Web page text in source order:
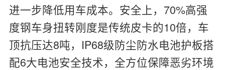
进一步降低用车成本。安全上，70%高强
度钢车身扭转刚度是传统皮卡的10倍，车
顶抗压达8吨，IP68级防尘防水电池护板搭
配6大电池安全技术，全方位保障恶劣环境